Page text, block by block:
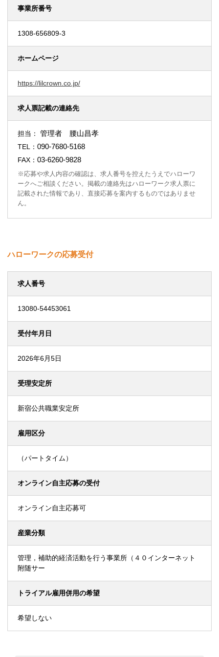
事業所番号
1308-656809-3
ホームページ
https://lilcrown.co.jp/
求人票記載の連絡先
担当： 管理者 腰山昌孝
TEL： 090-7680-5168
FAX： 03-6260-9828
※応募や求人内容の確認は、求人番号を控えたうえでハローワ
ークへご相談ください。掲載の連絡先はハローワーク求人票に
記載された情報であり、直接応募を案内するものではありませ
ん。
ハローワークの応募受付
求人番号
13080-54453061
受付年月日
2026年6月5日
受理安定所
新宿公共職業安定所
雇用区分
（パートタイム）
オンライン自主応募の受付
オンライン自主応募可
産業分類
管理，補助的経済活動を行う事業所（４０インターネット
附随サー
トライアル雇用併用の希望
希望しない